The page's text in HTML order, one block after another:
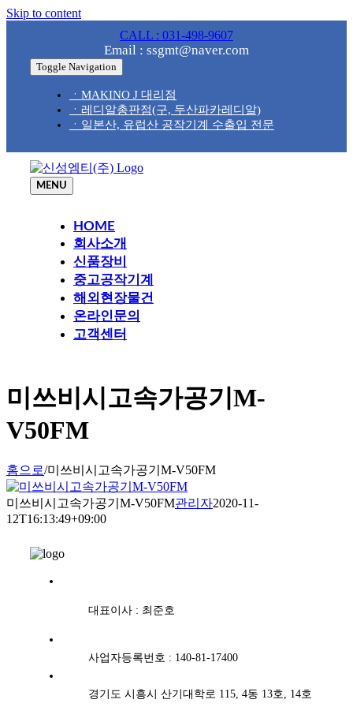
Skip to content
CALL : 031-498-9607
Email : ssgmt@naver.com
Toggle Navigation
ㆍMAKINO J 대리점
ㆍ레디알총판점(구, 두산파카레디알)
ㆍ일본산, 유럽산 공작기계 수출입 전문
MENU
HOME
회사소개
신품장비
중고공작기계
해외현장물건
온라인문의
고객센터
미쓰비시고속가공기M-
V50FM
홈으로/미쓰비시고속가공기M-V50FM
미쓰비시고속가공기M-V50FM관리자2020-11-
12T16:13:49+09:00
대표이사 : 최준호
사업자등록번호 : 140-81-17400
경기도 시흥시 산기대학로 115, 4동 13호, 14호